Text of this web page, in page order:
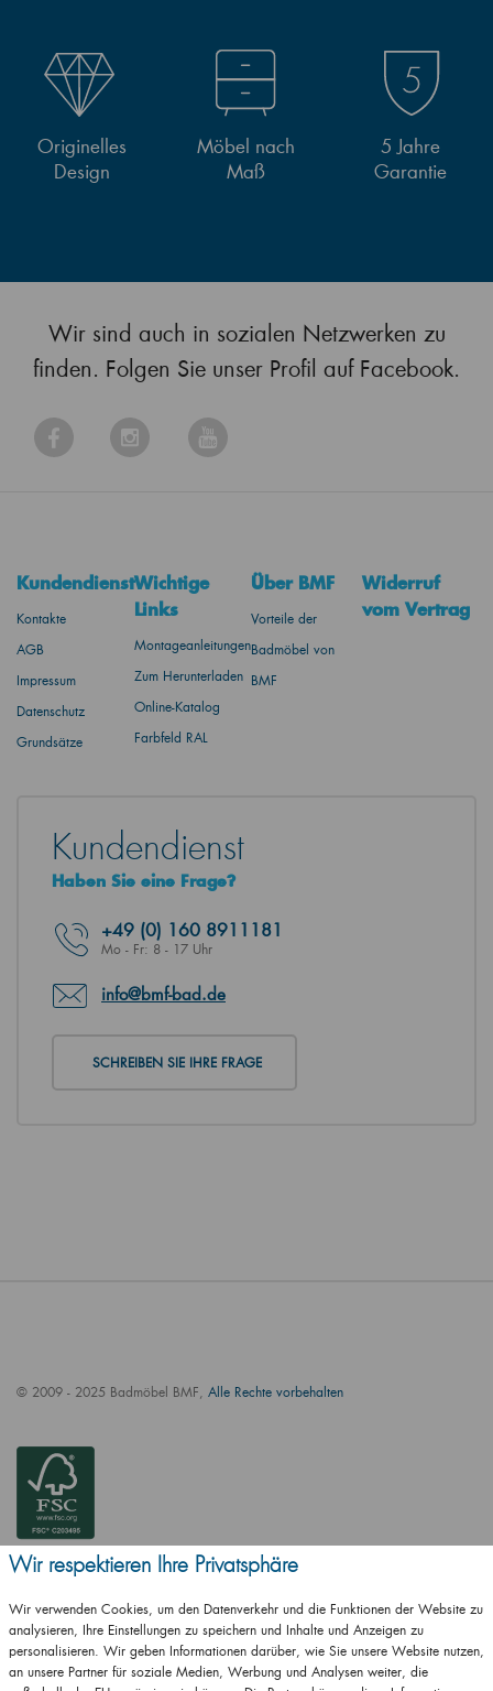
Originelles
Design
Möbel nach
Maß
5 Jahre
Garantie
Wir sind auch in sozialen Netzwerken zu
finden. Folgen Sie unser Profil auf Facebook.
Kundendienst
Kontakte
AGB
Impressum
Datenschutz
Grundsätze
Wichtige
Links
Montageanleitungen
Zum Herunterladen
Online-Katalog
Farbfeld RAL
Über BMF
Vorteile der
Badmöbel von
BMF
Widerruf
vom Vertrag
Kundendienst
Haben Sie eine Frage?
+49 (0) 160 8911181
Mo - Fr: 8 - 17 Uhr
info@bmf-bad.de
SCHREIBEN SIE IHRE FRAGE
© 2009 - 2025 Badmöbel BMF, Alle Rechte vorbehalten
Wir respektieren Ihre Privatsphäre
Wir verwenden Cookies, um den Datenverkehr und die Funktionen der Website zu
analysieren, Ihre Einstellungen zu speichern und Inhalte und Anzeigen zu
personalisieren. Wir geben Informationen darüber, wie Sie unsere Website nutzen,
an unsere Partner für soziale Medien, Werbung und Analysen weiter, die